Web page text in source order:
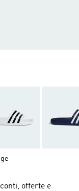
offerte e